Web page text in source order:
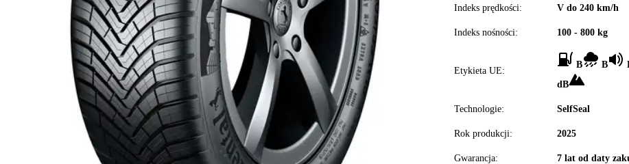
Indeks prędkości: V do 240 km/h
Indeks nośności: 100 - 800 kg
Etykieta UE:
B B
dB
Technologie: SelfSeal
Rok produkcji: 2025
Gwarancja: 7 lat od daty